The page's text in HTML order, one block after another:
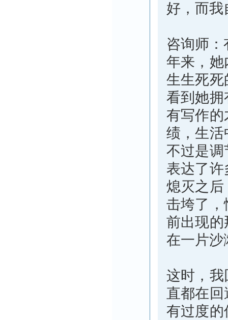
好，而我
咨询师
年来，
生生死
看到她
有写作
绩，生
不过是
表达了
熄灭之
击垮了
前出现
在一片沙
这时，
直都在
有过度